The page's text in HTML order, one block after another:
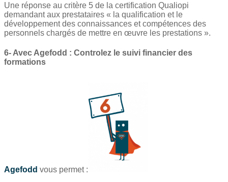
Une réponse au critère 5 de la certification Qualiopi
demandant aux prestataires « la qualification et le
développement des connaissances et compétences des
personnels chargés de mettre en œuvre les prestations ».
6- Avec Agefodd : Controlez le suivi financier des
formations
Agefodd vous permet :